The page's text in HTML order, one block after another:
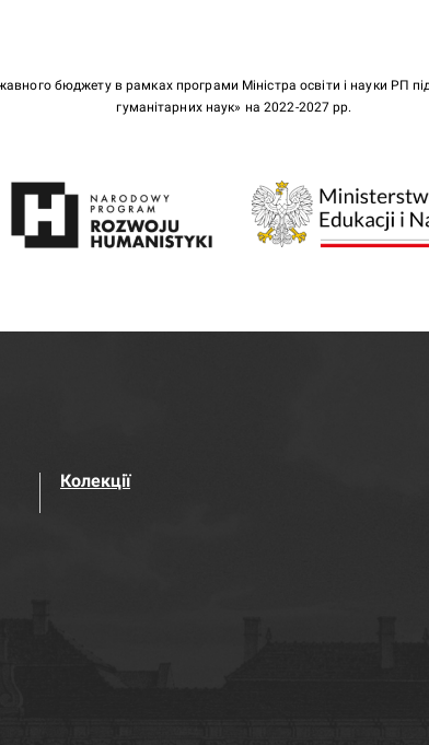
бюджету в рамках програми Міністра освіти і науки РП
гуманітарних наук» на 2022-2027 рр.
Колекції